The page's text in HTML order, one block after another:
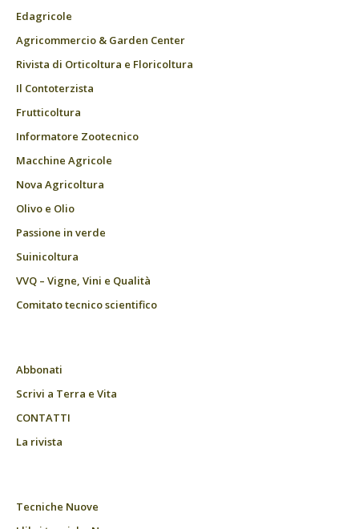
Edagricole
Agricommercio & Garden Center
Rivista di Orticoltura e Floricoltura
Il Contoterzista
Frutticoltura
Informatore Zootecnico
Macchine Agricole
Nova Agricoltura
Olivo e Olio
Passione in verde
Suinicoltura
VVQ – Vigne, Vini e Qualità
Comitato tecnico scientifico
Abbonati
Scrivi a Terra e Vita
CONTATTI
La rivista
Tecniche Nuove